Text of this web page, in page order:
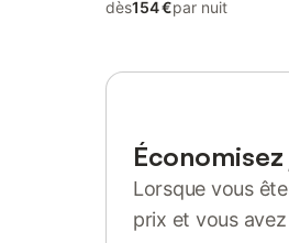
dès154 €par nuit
Lorsque vous
prix et vous